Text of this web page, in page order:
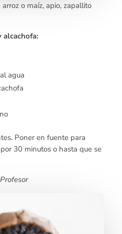
o maíz, apio, zapallito
alcachofa:
agua
Poner en fuente para
30 minutos o hasta que se